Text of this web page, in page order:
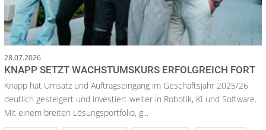
28.07.2026
KNAPP SETZT WACHSTUMSKURS ERFOLGREICH FORT
Knapp hat Umsatz und Auftragseingang im Geschäftsjahr 2025/26
deutlich gesteigert und investiert weiter in Robotik, KI und Software.
Mit einem breiten Lösungsportfolio, g...